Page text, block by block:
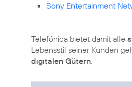
Sony Entertainment
Telefónica bietet damit alle
Lebensstil seiner Kunden
digitalen Gütern.